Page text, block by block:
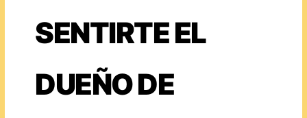
SENTIRTE EL
DUEÑO DE